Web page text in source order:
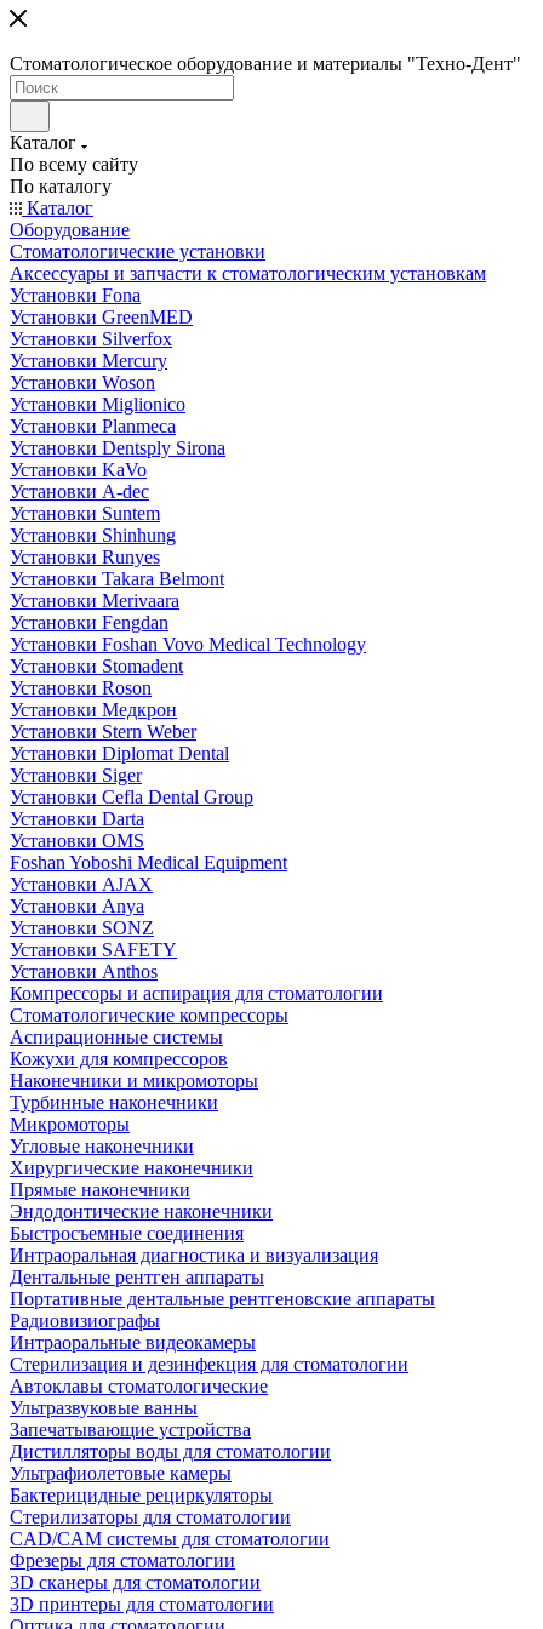
Стоматологическое оборудование и материалы "Техно-Дент"
Каталог
По всему сайту
По каталогу
Каталог
Оборудование
Стоматологические установки
Аксессуары и запчасти к стоматологическим установкам
Установки Fona
Установки GreenMED
Установки Silverfox
Установки Mercury
Установки Woson
Установки Miglionico
Установки Planmeca
Установки Dentsply Sirona
Установки KaVo
Установки A-dec
Установки Suntem
Установки Shinhung
Установки Runyes
Установки Takara Belmont
Установки Merivaara
Установки Fengdan
Установки Foshan Vovo Medical Technology
Установки Stomadent
Установки Roson
Установки Медкрон
Установки Stern Weber
Установки Diplomat Dental
Установки Siger
Установки Cefla Dental Group
Установки Darta
Установки OMS
Foshan Yoboshi Medical Equipment
Установки AJAX
Установки Anya
Установки SONZ
Установки SAFETY
Установки Anthos
Компрессоры и аспирация для стоматологии
Стоматологические компрессоры
Аспирационные системы
Кожухи для компрессоров
Наконечники и микромоторы
Турбинные наконечники
Микромоторы
Угловые наконечники
Хирургические наконечники
Прямые наконечники
Эндодонтические наконечники
Быстросъемные соединения
Интраоральная диагностика и визуализация
Дентальные рентген аппараты
Портативные дентальные рентгеновские аппараты
Радиовизиографы
Интраоральные видеокамеры
Стерилизация и дезинфекция для стоматологии
Автоклавы стоматологические
Ультразвуковые ванны
Запечатывающие устройства
Дистилляторы воды для стоматологии
Ультрафиолетовые камеры
Бактерицидные рециркуляторы
Стерилизаторы для стоматологии
CAD/CAM системы для стоматологии
Фрезеры для стоматологии
3D cканеры для стоматологии
3D принтеры для стоматологии